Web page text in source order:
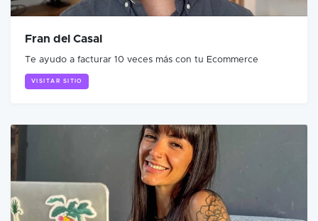
Fran del Casal
Te ayudo a facturar 10 veces más con tu Ecommerce
VISITAR SITIO